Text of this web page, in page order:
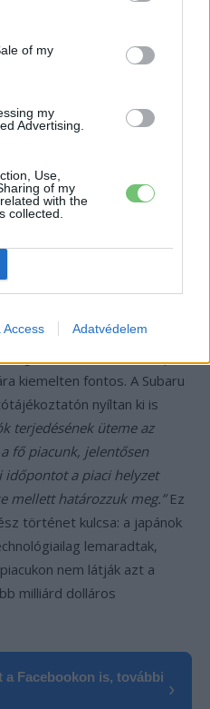
of my
my
Advertising.
Use,
of my
with the
collected.
Access Adatvédelem
céljai is komolyan
nagy hangon kitűzött
. Emellett késhet a
tervezett új
is, amelyet eredetileg a
— vagyis a halasztás
a teljes elektromos
akkumulátorgyártásig.
és Amerikában
piac
kiemelten fontos. A Subaru
nyíltan ki is
terjedésének üteme az
fő piacunk, jelentősen
időpontot a piaci helyzet
mellett határozzuk meg.”Ez
történet kulcsa: a japánok
lemaradtak,
nem látják azt a
milliárd dolláros
a Facebookon is, további
›